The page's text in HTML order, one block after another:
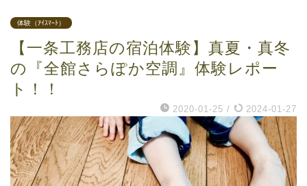
体験（ｱｲｽﾏｰﾄ）
【一条工務店の宿泊体験】真夏・真冬
の『全館さらぽか空調』体験レポー
ト！！
2020-01-25 / 2024-01-27